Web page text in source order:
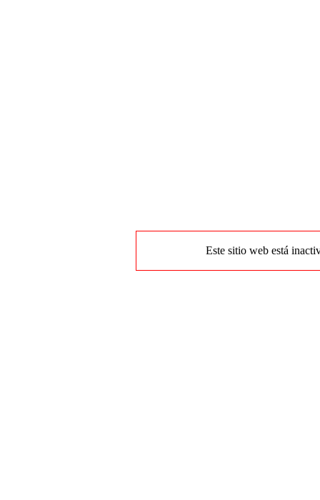
Este sitio web está